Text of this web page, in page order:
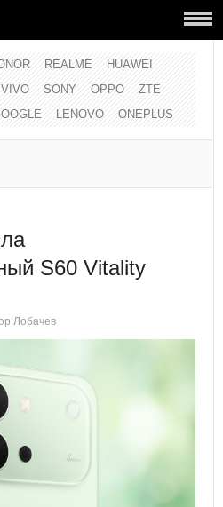
REALME
HUAWEI
VIVO SONY OPPO
ZTE
LENOVO ONEPLUS
S60 Vitality
Лобачев